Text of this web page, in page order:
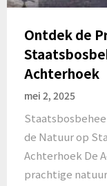
Ontdek de
Achterhoek
mei 2, 2025
de Natuur op
Achterhoek De
prachtige